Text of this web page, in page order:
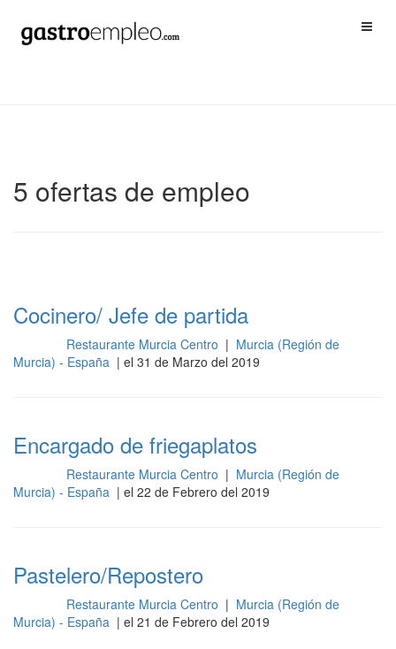
5 ofertas de empleo
Cocinero/ Jefe de partida
Restaurante Murcia Centro | Murcia (Región de
Murcia) - España | el 31 de Marzo del 2019
Encargado de friegaplatos
Restaurante Murcia Centro | Murcia (Región de
Murcia) - España | el 22 de Febrero del 2019
Pastelero/Repostero
Restaurante Murcia Centro | Murcia (Región de
Murcia) - España | el 21 de Febrero del 2019